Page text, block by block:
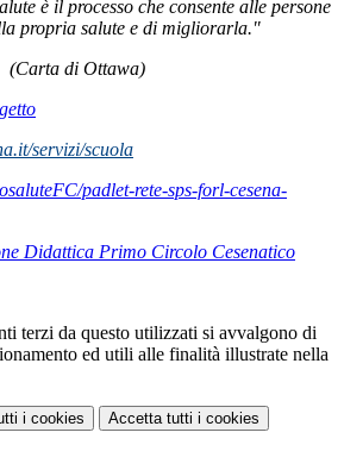
è il processo che consente alle persone
propria salute e di migliorarla."
(Carta di Ottawa)
servizi/scuola
padlet-rete-sps-forl-cesena-
Didattica Primo Circolo Cesenatico
terzi da questo utilizzati si avvalgono di
ed utili alle finalità illustrate nella
i cookies Accetta tutti i cookies